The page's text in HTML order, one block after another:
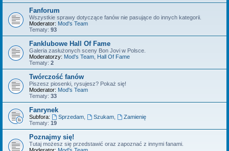
Fanforum
Wszystkie sprawy dotyczące fanów nie pasujące do innych kategorii.
Moderator: Mod's Team
Tematy: 93
Fanklubowe Hall Of Fame
Galeria zasłużonych sceny Bon Jovi w Polsce.
Moderatorzy: Mod's Team Hall Of Fame
Tematy: 2
Twórczość fanów
Piszesz piosenki, rysujesz? Pokaż się!
Moderator: Mod's Team
Tematy: 33
Fanrynek
Subfora: Sprzedam, Szukam,
Zamienię
Tematy: 19
Poznajmy się!
Tutaj możesz się przedstawić oraz zapoznać z innymi fanami.